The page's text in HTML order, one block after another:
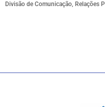
Divisão de Comunicação, Relações